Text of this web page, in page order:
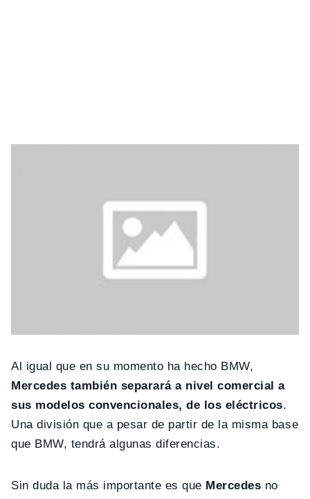
Al igual que en su momento ha hecho BMW,
Mercedes también separará a nivel comercial a
sus modelos convencionales, de los eléctricos.
Una división que a pesar de partir de la misma base
que BMW, tendrá algunas diferencias.
Sin duda la más importante es que Mercedes no